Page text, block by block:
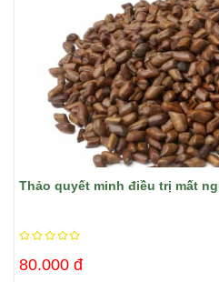
Thảo quyết minh điều trị mất
80.000 đ